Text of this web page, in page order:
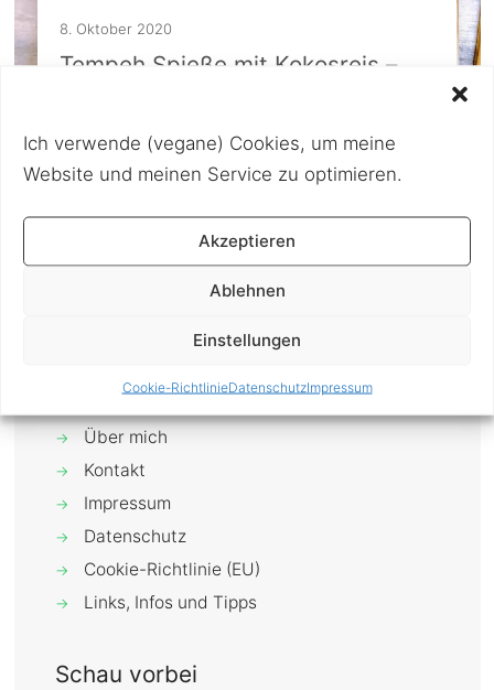
Ich verwende (vegane) Cookies, um meine
Website und meinen Service zu optimieren.
Akzeptieren
Ablehnen
Einstellungen
Cookie-RichtlinieDatenschutzImpressum
8. Oktober 2020
Tempeh Spieße mit Kokosreis –
gesund
Lust auf marinierten Tempeh mit Reis,
Erstaunlich, aber wahr. Ich habe bis jetzt
Mehr erfahren
→ Über mich
→ Kontakt
→ Impressum
→ Datenschutz
→ Cookie-Richtlinie (EU)
→ Links, Infos und Tipps
Schau vorbei